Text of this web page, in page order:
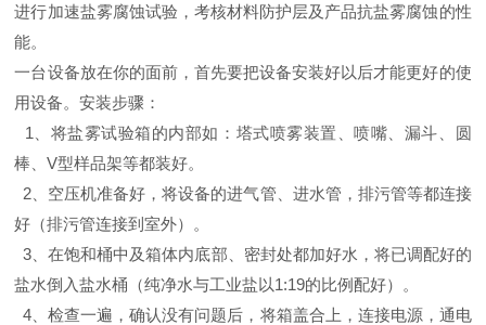
进行加速盐雾腐蚀试验，考核材料防护层及产品抗盐雾腐蚀的性
能。
一台设备放在你的面前，首先要把设备安装好以后才能更好的使
用设备。安装步骤：
1、将盐雾试验箱的内部如：塔式喷雾装置、喷嘴、漏斗、圆
棒、V型样品架等都装好。
2、空压机准备好，将设备的进气管、进水管，排污管等都连接
好 （排污管连接到室外）。
3、在饱和桶中及箱体内底部、密封处都加好水，将已调配好的
盐水倒入盐水桶 （纯净水与工业盐以1:19的比例配好）。
4、检查一遍，确认没有问题后，将箱盖合上，连接电源，通电